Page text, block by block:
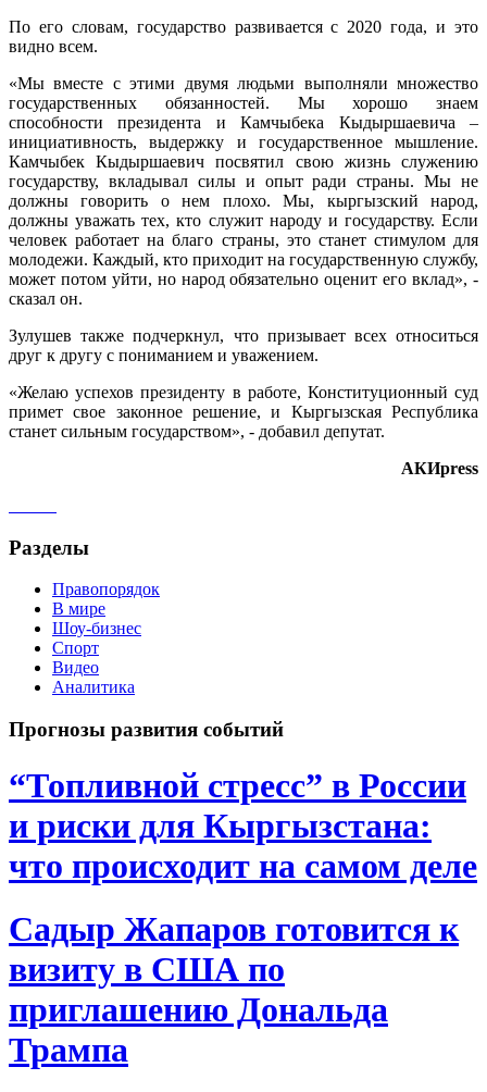
По его словам, государство развивается с 2020 года, и это
видно всем.
«Мы вместе с этими двумя людьми выполняли множество
государственных обязанностей. Мы хорошо знаем
способности президента и Камчыбека Кыдыршаевича –
инициативность, выдержку и государственное мышление.
Камчыбек Кыдыршаевич посвятил свою жизнь служению
государству, вкладывал силы и опыт ради страны. Мы не
должны говорить о нем плохо. Мы, кыргызский народ,
должны уважать тех, кто служит народу и государству. Если
человек работает на благо страны, это станет стимулом для
молодежи. Каждый, кто приходит на государственную службу,
может потом уйти, но народ обязательно оценит его вклад», -
сказал он.
Зулушев также подчеркнул, что призывает всех относиться
друг к другу с пониманием и уважением.
«Желаю успехов президенту в работе, Конституционный суд
примет свое законное решение, и Кыргызская Республика
станет сильным государством», - добавил депутат.
АКИpress
Разделы
Правопорядок
В мире
Шоу-бизнес
Спорт
Видео
Аналитика
Прогнозы развития событий
“Топливной стресс” в России
и риски для Кыргызстана:
что происходит на самом деле
Садыр Жапаров готовится к
визиту в США по
приглашению Дональда
Трампа